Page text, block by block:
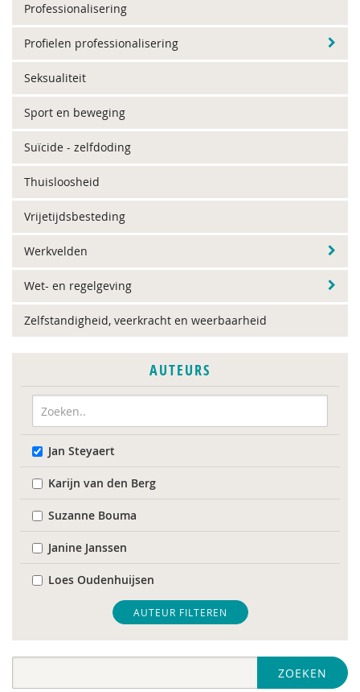
Professionalisering
Profielen professionalisering
Seksualiteit
Sport en beweging
Suïcide - zelfdoding
Thuisloosheid
Vrijetijdsbesteding
Werkvelden
Wet- en regelgeving
Zelfstandigheid, veerkracht en weerbaarheid
AUTEURS
Jan Steyaert
Karijn van den Berg
Suzanne Bouma
Janine Janssen
Loes Oudenhuijsen
AUTEUR FILTEREN
ZOEKEN